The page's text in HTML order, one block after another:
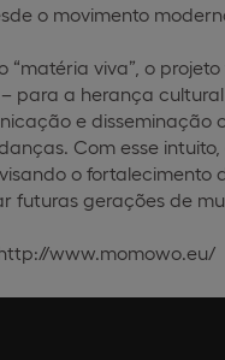
o movimento
“matéria viva”, o
para a herança
e
Com esse
o
futuras gerações de
www.momowo.eu/